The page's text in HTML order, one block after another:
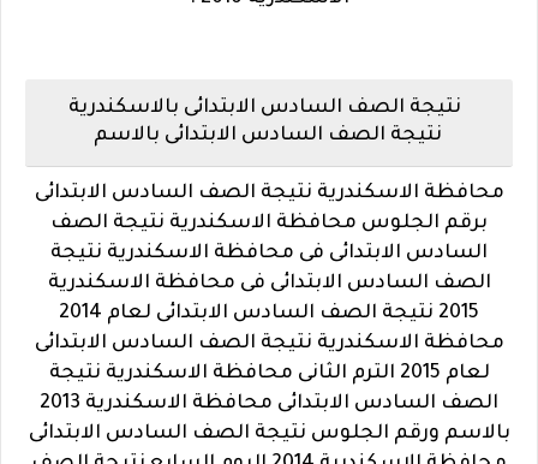
نتيجة الصف السادس الابتدائى بالاسكندرية
نتيجة الصف السادس الابتدائى بالاسم
محافظة الاسكندرية نتيجة الصف السادس الابتدائى
برقم الجلوس محافظة الاسكندرية نتيجة الصف
السادس الابتدائى فى محافظة الاسكندرية نتيجة
الصف السادس الابتدائى فى محافظة الاسكندرية
2015 نتيجة الصف السادس الابتدائى لعام 2014
محافظة الاسكندرية نتيجة الصف السادس الابتدائى
لعام 2015 الترم الثانى محافظة الاسكندرية نتيجة
الصف السادس الابتدائى محافظة الاسكندرية 2013
بالاسم ورقم الجلوس نتيجة الصف السادس الابتدائى